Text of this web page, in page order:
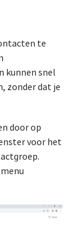
te
kunnen snel
zonder dat je
door op
voor het